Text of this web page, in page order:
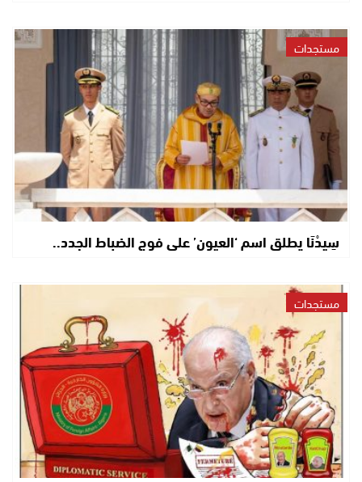
مستجدات
سِيدْنَا يطلق اسم ‘العيون’ على فوج الضباط الجدد..
مستجدات